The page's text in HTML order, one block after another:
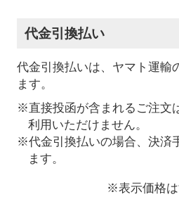
代金引換払い
代金引換払いは、ヤマト運輸
ます。
※直接投函が含まれるご注文
利用いただけません。
※代金引換払いの場合、決済
ます。
※表示価格は